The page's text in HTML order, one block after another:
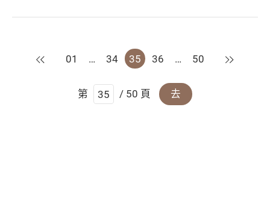
上一頁
01 … 34 35 36 … 50 下一頁
第 / 50 頁 去